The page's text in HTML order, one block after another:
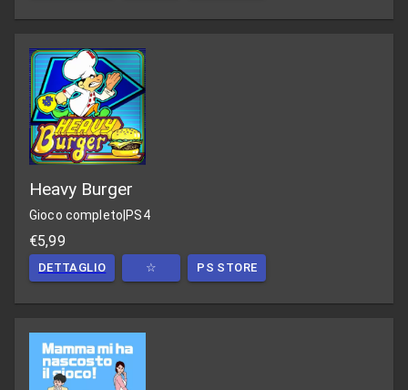
Heavy Burger
Gioco completo PS4
€5,99
DETTAGLIO ☆ PS STORE